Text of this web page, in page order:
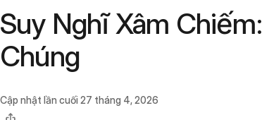
Suy Nghĩ Xâm
Chúng
Cập nhật lần cuối 27 tháng 4, 2026